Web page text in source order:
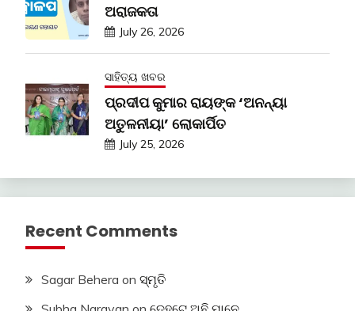
ଅରାଜକତା
July 26, 2026
ସାହିତ୍ୟ ଖବର
ପ୍ରଦୀପ କୁମାର ରାୟଙ୍କ ‘ଅନନ୍ୟା
ଅତୁଳନୀୟା’ ଲୋକାର୍ପିତ
July 25, 2026
Recent Comments
Sagar Behera on ସ୍ମୃତି